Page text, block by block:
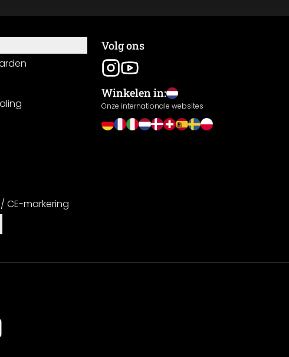
CE-markering
Volg ons
Winkelen in:
Onze internationale websites